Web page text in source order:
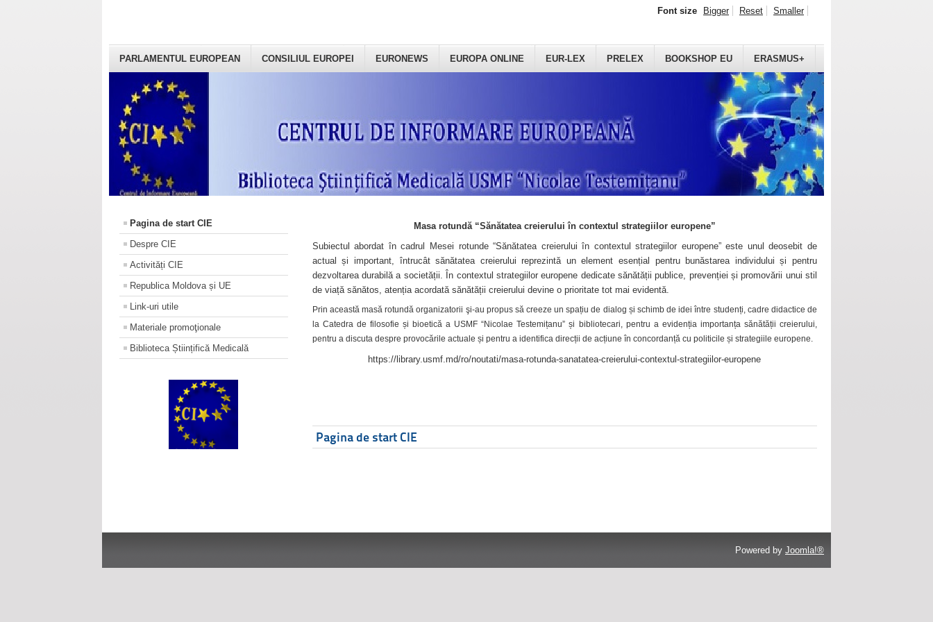
PARLAMENTUL EUROPEAN CONSILIUL EUROPEI EURONEWS EUROPA ONLINE EUR-LEX PRELEX BOOKSHOP EU ERASMUS+
Font size Bigger Reset Smaller
Pagina de start CIE
Despre CIE
Activități CIE
Republica Moldova și UE
Link-uri utile
Materiale promoţionale
Biblioteca Științifică Medicală
Masa rotundă “Sănătatea creierului în contextul strategiilor europene”
Subiectul abordat în cadrul Mesei rotunde “Sănătatea creierului în contextul strategiilor europene” este unul deosebit de
actual și important, întrucât sănătatea creierului reprezintă un element esențial pentru bunăstarea individului și pentru
dezvoltarea durabilă a societății. În contextul strategiilor europene dedicate sănătății publice, prevenției și promovării unui stil
de viață sănătos, atenția acordată sănătății creierului devine o prioritate tot mai evidentă.
Prin această masă rotundă organizatorii şi-au propus să creeze un spațiu de dialog și schimb de idei între studenți, cadre didactice de
la Catedra de filosofie și bioetică a USMF “Nicolae Testemițanu” și bibliotecari, pentru a evidenția importanța sănătății creierului,
pentru a discuta despre provocările actuale și pentru a identifica direcții de acțiune în concordanță cu politicile și strategiile europene.
https://library.usmf.md/ro/noutati/masa-rotunda-sanatatea-creierului-contextul-strategiilor-europene
Pagina de start CIE
Powered by Joomla!®